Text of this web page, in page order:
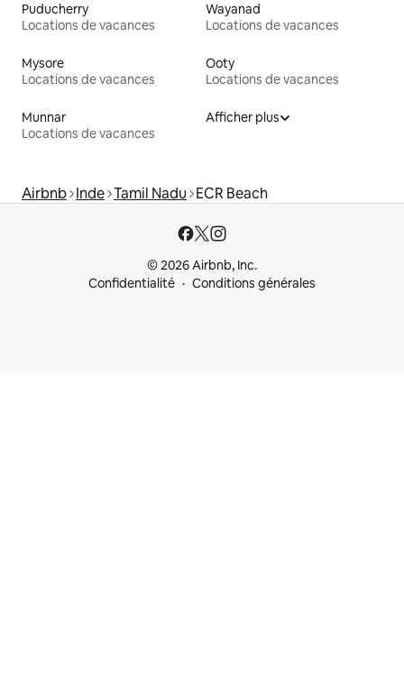
Puducherry
Locations de vacances
Wayanad
Locations de vacances
Mysore
Locations de vacances
Ooty
Locations de vacances
Munnar
Locations de vacances
Afficher plus
Airbnb Inde Tamil Nadu ECR Beach
© 2026 Airbnb, Inc.
Confidentialité
Conditions générales